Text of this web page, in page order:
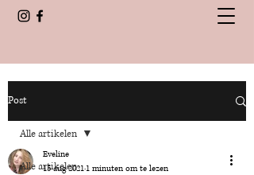
Post
Alle artikelen
Alle artikelen
Eveline
15 aug 2021 1 minuten om te lezen